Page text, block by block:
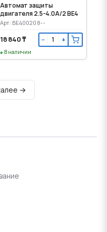
Автомат защиты
двигателя 2.5-4.0А/2 BE4
Арт: BE400208--
18 840 ₸ − +
В наличии
→